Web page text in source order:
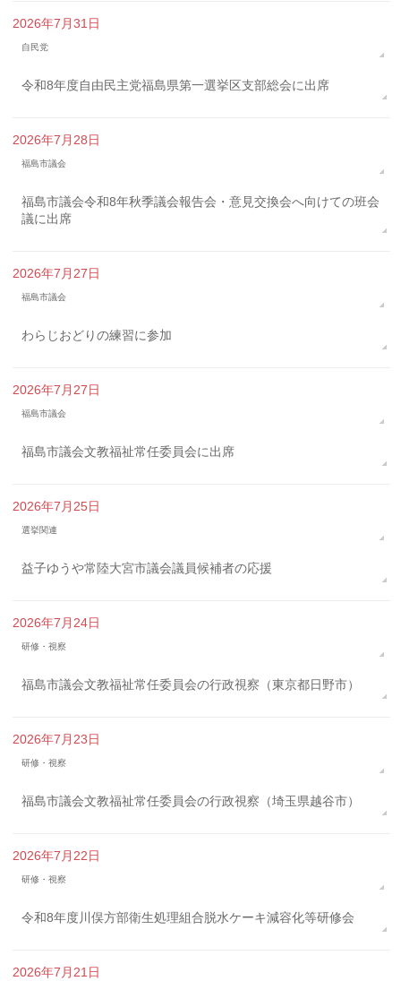
2026年7月31日
自民党
令和8年度自由民主党福島県第一選挙区支部総会に出席
2026年7月28日
福島市議会
福島市議会令和8年秋季議会報告会・意見交換会へ向けての班会
議に出席
2026年7月27日
福島市議会
わらじおどりの練習に参加
2026年7月27日
福島市議会
福島市議会文教福祉常任委員会に出席
2026年7月25日
選挙関連
益子ゆうや常陸大宮市議会議員候補者の応援
2026年7月24日
研修・視察
福島市議会文教福祉常任委員会の行政視察（東京都日野市）
2026年7月23日
研修・視察
福島市議会文教福祉常任委員会の行政視察（埼玉県越谷市）
2026年7月22日
研修・視察
令和8年度川俣方部衛生処理組合脱水ケーキ減容化等研修会
2026年7月21日